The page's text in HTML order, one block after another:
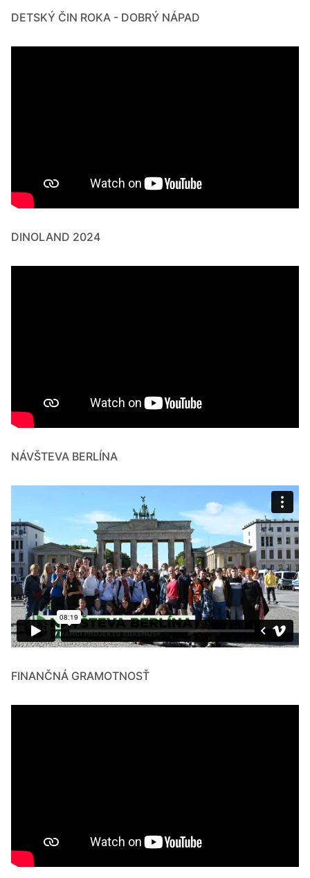
DETSKÝ ČIN ROKA - DOBRÝ NÁPAD
DINOLAND 2024
NÁVŠTEVA BERLÍNA
FINANČNÁ GRAMOTNOSŤ